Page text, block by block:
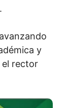
y
el rector